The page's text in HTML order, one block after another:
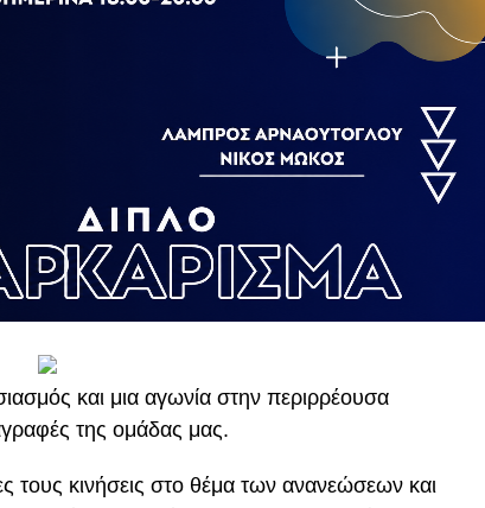
και μια αγωνία στην περιρρέουσα
της ομάδας μας.
τους κινήσεις στο θέμα των ανανεώσεων και